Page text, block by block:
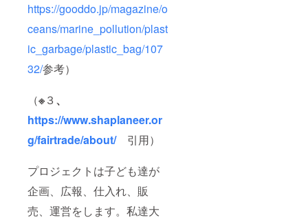
https://gooddo.jp/magazine/o
ceans/marine_pollution/plast
ic_garbage/plastic_bag/107
32/参考）
（※３ 、
https://www.shaplaneer.or
g/fairtrade/about/引用）
プロジェクトは子ども達が
企画、広報、仕入れ、販
売、運営をします。私達大